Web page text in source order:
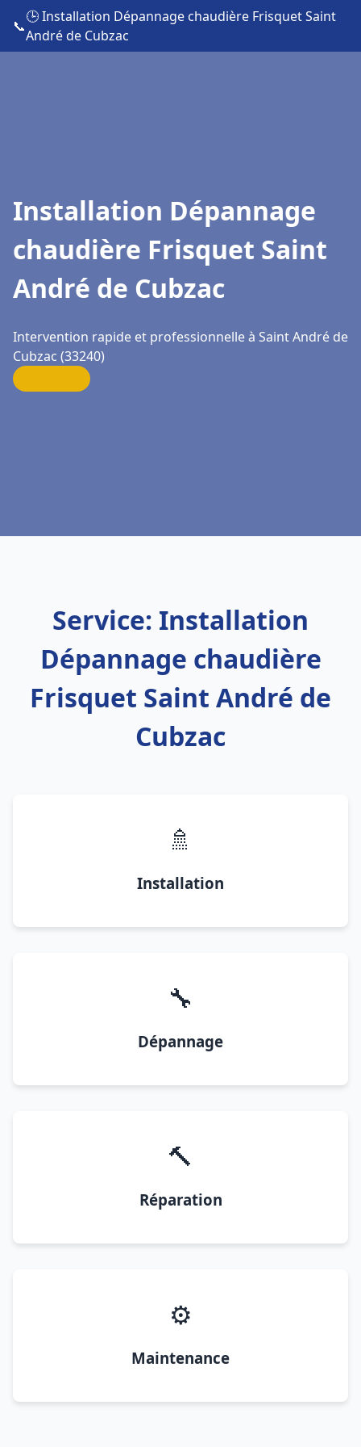
📞
🕒 Installation Dépannage chaudière Frisquet Saint
André de Cubzac
Installation Dépannage
chaudière Frisquet Saint
André de Cubzac
Intervention rapide et professionnelle à Saint André de
Cubzac (33240)
Service: Installation
Dépannage chaudière
Frisquet Saint André de
Cubzac
🚿
Installation
🔧
Dépannage
🔨
Réparation
⚙️
Maintenance